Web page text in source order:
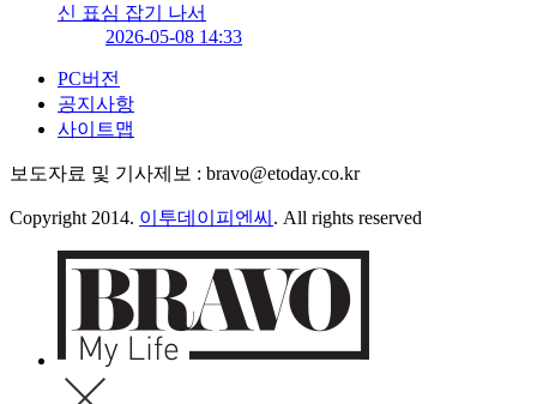
신 표심 잡기 나서
2026-05-08 14:33
PC버전
공지사항
사이트맵
보도자료 및 기사제보 : bravo@etoday.co.kr
Copyright 2014. 이투데이피엔씨 . All rights reserved